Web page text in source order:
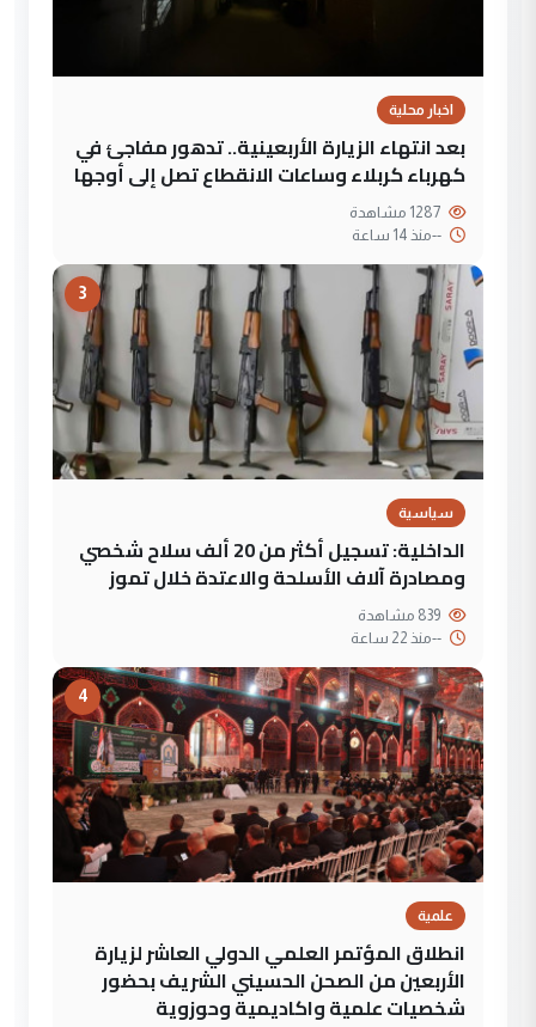
اخبار محلية
بعد انتهاء الزيارة الأربعينية.. تدهور مفاجئ في
كهرباء كربلاء وساعات الانقطاع تصل إلى أوجها
--منذ 14 ساعة
3
سياسية
الداخلية: تسجيل أكثر من 20 ألف سلاح شخصي
ومصادرة آلاف الأسلحة والاعتدة خلال تموز
--منذ 22 ساعة
4
علمية
انطلاق المؤتمر العلمي الدولي العاشر لزيارة
الأربعين من الصحن الحسيني الشريف بحضور
شخصيات علمية واكاديمية وحوزوية